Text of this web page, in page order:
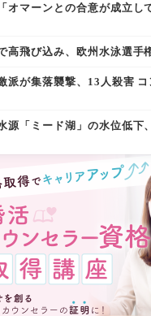
オマーンとの合意が成立し
高飛び込み、欧州水泳選手
派が集落襲撃、13人殺害
源「ミード湖」の水位低下